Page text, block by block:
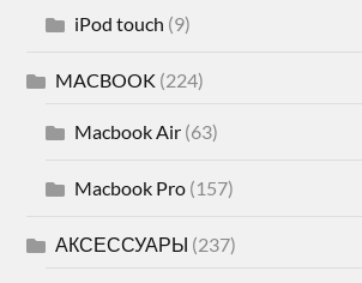
iPod touch (9)
MACBOOK (224)
Macbook Air (63)
Macbook Pro (157)
АКСЕССУАРЫ (237)